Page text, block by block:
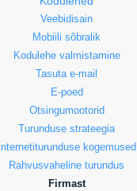
Veebidisain
Mobiili sõbralik
Kodulehe valmistamine
Tasuta e-mail
E-poed
Otsingumootorid
Turunduse strateegia
Internetiturunduse kogemused
Rahvusvaheline turundus
Firmast